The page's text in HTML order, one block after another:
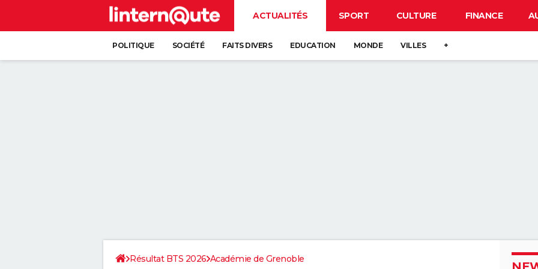
ACTUALITÉS SPORT CULTURE FINANCE
POLITIQUE SOCIÉTÉ FAITS DIVERS EDUCATION MONDE VILLES +
Résultat BTS 2026 Académie de Grenoble